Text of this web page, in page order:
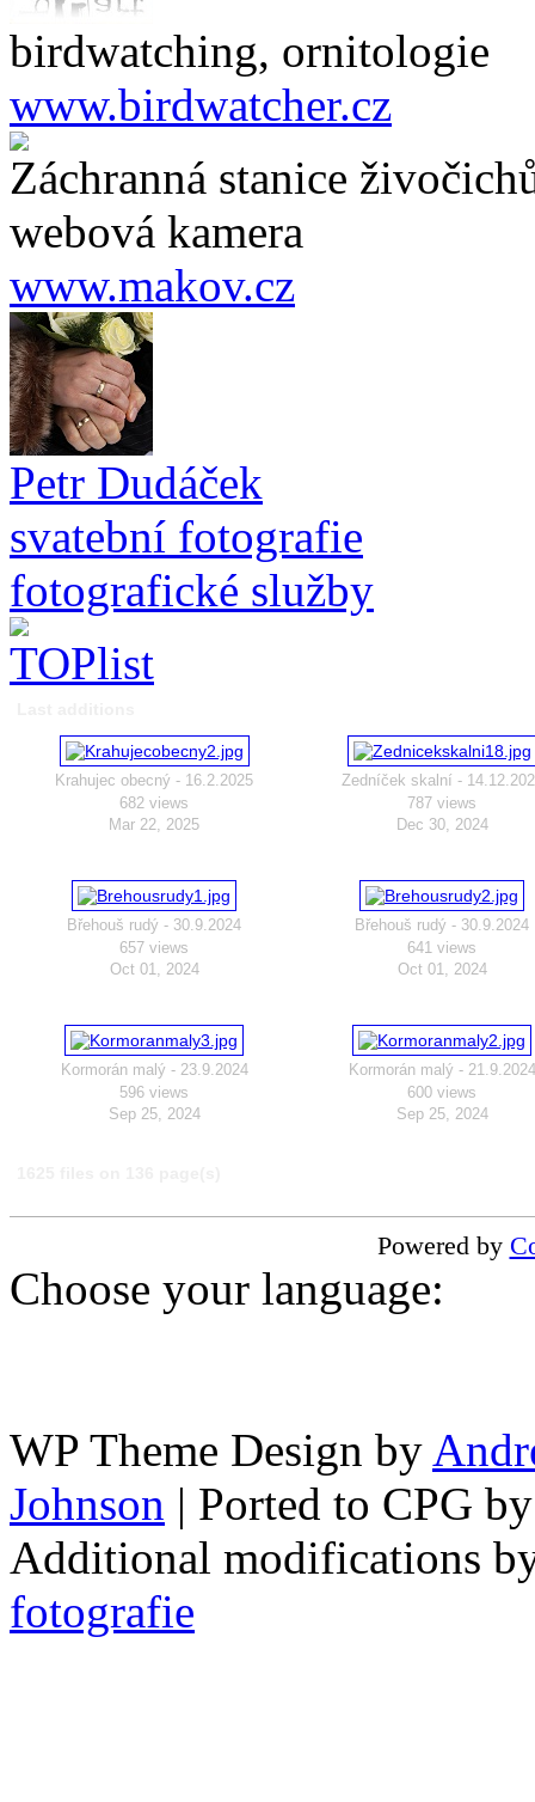
birdwatching, ornitologie
www.birdwatcher.cz
Záchranná stanice
webová kamera
www.makov.cz
Petr Dudáček
svatební fotografie
fotografické služby
Krahujec obecný - 16.2.2025
682 views
Mar 22, 2025
Zedníček skalní -
787 views
Dec 30, 2024
Břehouš rudý - 30.9.2024
657 views
Oct 01, 2024
Břehouš rudý - 30.9.2024
641 views
Oct 01, 2024
Kormorán malý - 23.9.2024
596 views
Sep 25, 2024
Kormorán malý - 21.9.2024
600 views
Sep 25, 2024
Powered by
Choose your language:
WP Theme Design by
Johnson | Ported to CPG
Additional modifications
fotografie